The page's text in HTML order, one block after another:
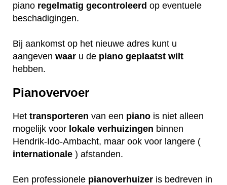
piano regelmatig gecontroleerd op eventuele
beschadigingen.
Bij aankomst op het nieuwe adres kunt u
aangeven waar u de piano geplaatst wilt
hebben.
Pianovervoer
Het transporteren van een piano is niet alleen
mogelijk voor lokale verhuizingen binnen
Hendrik-Ido-Ambacht, maar ook voor langere (
internationale ) afstanden.
Een professionele pianoverhuizer is bedreven in